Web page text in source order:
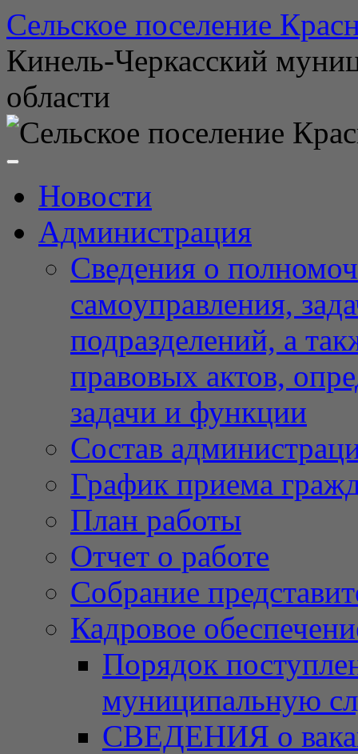
Перейти
к
содержимому
Сельское поселение
Кинель-Черкасский
области
Новости
Администрация
Сведения о
самоуправления,
подразделений, а
правовых актов,
задачи и функции
Состав
График приема
План работы
Отчет о работе
Собрание
Кадровое
Порядок
муниципальную
СВЕДЕНИЯ о